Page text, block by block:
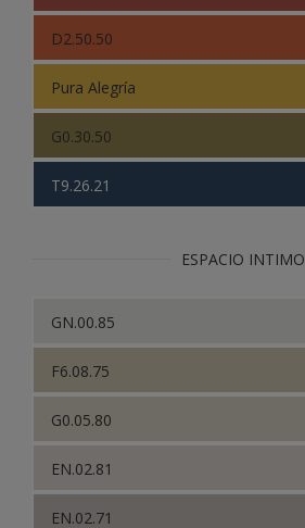
D2.50.50
Pura Alegría
G0.30.50
T9.26.21
ESPACIO INTIMO
GN.00.85
F6.08.75
G0.05.80
EN.02.81
EN.02.71